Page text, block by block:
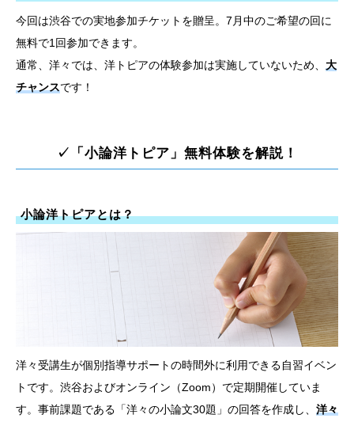
今回は渋谷での実地参加チケットを贈呈。7月中のご希望の回に
無料で1回参加できます。
通常、洋々では、洋トピアの体験参加は実施していないため、 大
チャンスです！
✓「小論洋トピア」無料体験を解説！
小論洋トピアとは？
洋々受講生が個別指導サポートの時間外に利用できる自習イベン
トです。渋谷およびオンライン（Zoom）で定期開催していま
す。事前課題である「洋々の小論文30題」の回答を作成し、 洋々